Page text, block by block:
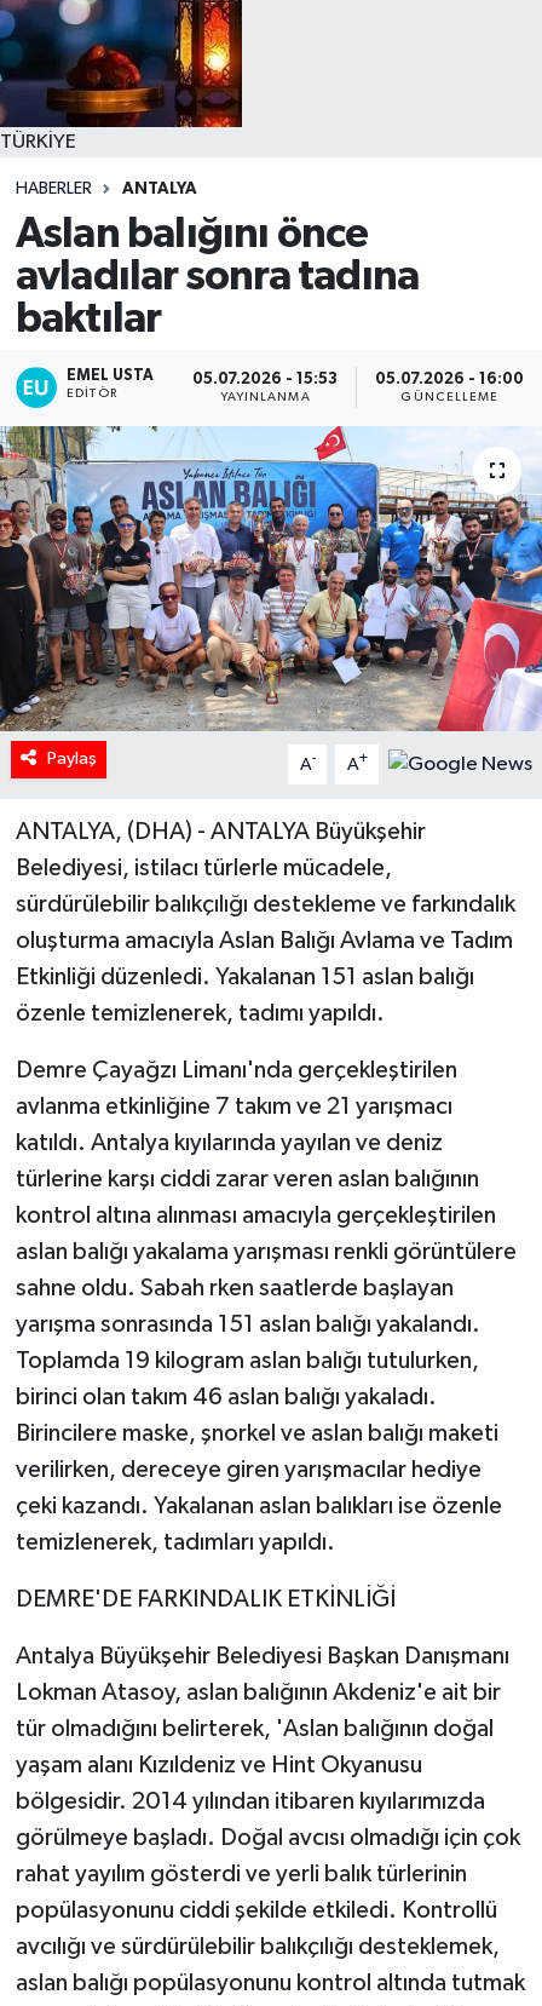
TÜRKİYE
HABERLER ANTALYA
Aslan balığını önce
avladılar sonra tadına
baktılar
EMEL USTA
EDITÖR
05.07.2026 - 15:53
YAYINLANMA
05.07.2026 - 16:00
GÜNCELLEME
Paylaş A- A+
ANTALYA, (DHA) - ANTALYA Büyükşehir
Belediyesi, istilacı türlerle mücadele,
sürdürülebilir balıkçılığı destekleme ve farkındalık
oluşturma amacıyla Aslan Balığı Avlama ve Tadım
Etkinliği düzenledi. Yakalanan 151 aslan balığı
özenle temizlenerek, tadımı yapıldı.
Demre Çayağzı Limanı'nda gerçekleştirilen
avlanma etkinliğine 7 takım ve 21 yarışmacı
katıldı. Antalya kıyılarında yayılan ve deniz
türlerine karşı ciddi zarar veren aslan balığının
kontrol altına alınması amacıyla gerçekleştirilen
aslan balığı yakalama yarışması renkli görüntülere
sahne oldu. Sabah rken saatlerde başlayan
yarışma sonrasında 151 aslan balığı yakalandı.
Toplamda 19 kilogram aslan balığı tutulurken,
birinci olan takım 46 aslan balığı yakaladı.
Birincilere maske, şnorkel ve aslan balığı maketi
verilirken, dereceye giren yarışmacılar hediye
çeki kazandı. Yakalanan aslan balıkları ise özenle
temizlenerek, tadımları yapıldı.
DEMRE'DE FARKINDALIK ETKİNLİĞİ
Antalya Büyükşehir Belediyesi Başkan Danışmanı
Lokman Atasoy, aslan balığının Akdeniz'e ait bir
tür olmadığını belirterek, 'Aslan balığının doğal
yaşam alanı Kızıldeniz ve Hint Okyanusu
bölgesidir. 2014 yılından itibaren kıyılarımızda
görülmeye başladı. Doğal avcısı olmadığı için çok
rahat yayılım gösterdi ve yerli balık türlerinin
popülasyonunu ciddi şekilde etkiledi. Kontrollü
avcılığı ve sürdürülebilir balıkçılığı desteklemek,
aslan balığı popülasyonunu kontrol altında tutmak